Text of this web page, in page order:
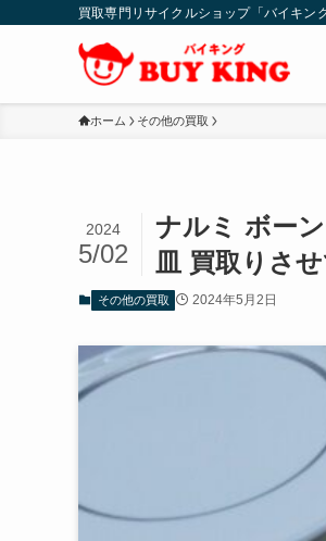
買取専門リサイクルショップ「バイキン
ホーム その他の買取
ナルミ ボー
皿 買取りさ
2024
5/02
その他の買取 2024年5月2日